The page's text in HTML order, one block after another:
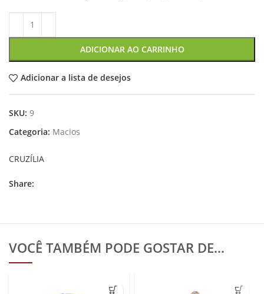
ADICIONAR AO CARRINHO
Adicionar a lista de desejos
SKU: 9
Categoria: Macios
CRUZÍLIA
Share:
VOCÊ TAMBÉM PODE GOSTAR DE…